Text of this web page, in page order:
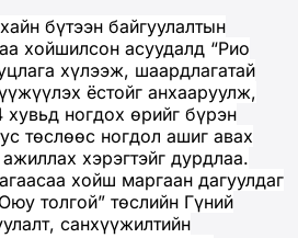
бүтээн байгуулалтын
хойшилсон асуудалд “Рио
хүлээж, шаардлагатай
ёстойг анхааруулж,
ногдох өрийг бүрэн
төслөөс ногдол ашиг авах
хэрэгтэйг дурдлаа.
хойш маргаан дагуулдаг
толгой” төслийн Гүний
санхүүжилтийн